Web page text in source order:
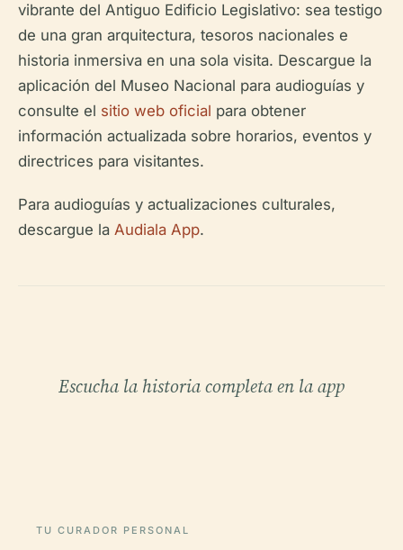
vibrante del Antiguo Edificio Legislativo: sea testigo
de una gran arquitectura, tesoros nacionales e
historia inmersiva en una sola visita. Descargue la
aplicación del Museo Nacional para audioguías y
consulte el sitio web oficial para obtener
información actualizada sobre horarios, eventos y
directrices para visitantes.
Para audioguías y actualizaciones culturales,
descargue la Audiala App.
Escucha la historia completa en la app
TU CURADOR PERSONAL